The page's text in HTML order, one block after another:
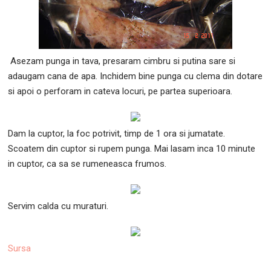
Asezam punga in tava, presaram cimbru si putina sare si
adaugam cana de apa. Inchidem bine punga cu clema din dotare
si apoi o perforam in cateva locuri, pe partea superioara.
Dam la cuptor, la foc potrivit, timp de 1 ora si jumatate.
Scoatem din cuptor si rupem punga. Mai lasam inca 10 minute
in cuptor, ca sa se rumeneasca frumos.
Servim calda cu muraturi.
Sursa